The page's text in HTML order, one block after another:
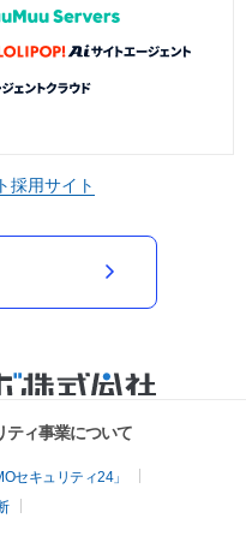
採用サイト
ティ事業について
セキュリティ24」